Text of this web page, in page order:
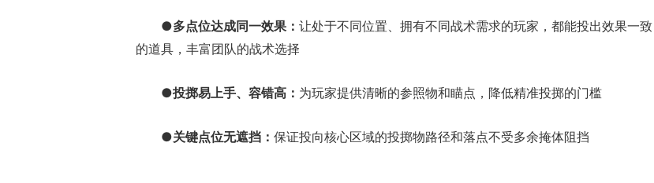
●多点位达成同一效果： 让处于不同位置、拥有不同战术需求的玩家，都能投出效果一致
的道具，丰富团队的战术选择
●投掷易上手、容错高： 为玩家提供清晰的参照物和瞄点，降低精准投掷的门槛
●关键点位无遮挡： 保证投向核心区域的投掷物路径和落点不受多余掩体阻挡
什么网游翅膀成了"躲不掉
的刚需"？
的囧图集（1169）